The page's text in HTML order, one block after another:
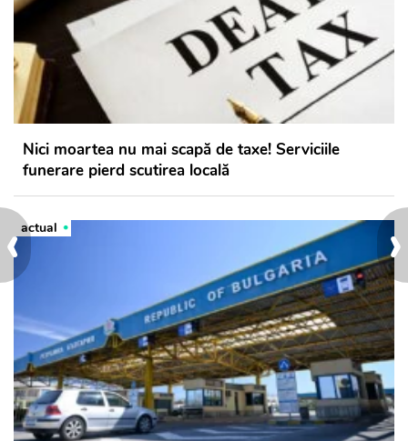
›
‹
Nici moartea nu mai scapă de taxe! Serviciile
funerare pierd scutirea locală
actual